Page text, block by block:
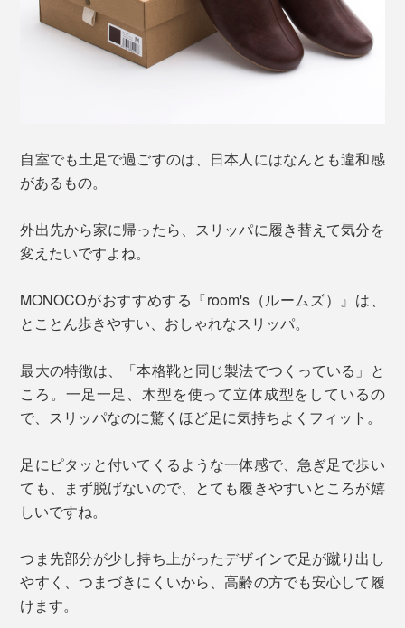
自室でも土足で過ごすのは、日本人にはなんとも違和感
があるもの。
外出先から家に帰ったら、スリッパに履き替えて気分を
変えたいですよね。
MONOCOがおすすめする『room's（ルームズ）』は、
とことん歩きやすい、おしゃれなスリッパ。
最大の特徴は、「本格靴と同じ製法でつくっている」と
ころ。一足一足、木型を使って立体成型をしているの
で、スリッパなのに驚くほど足に気持ちよくフィット。
足にピタッと付いてくるような一体感で、急ぎ足で歩い
ても、まず脱げないので、とても履きやすいところが嬉
しいですね。
つま先部分が少し持ち上がったデザインで足が蹴り出し
やすく、つまづきにくいから、高齢の方でも安心して履
けます。